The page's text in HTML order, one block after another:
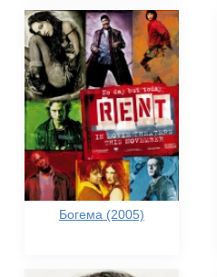
Богема (2005)